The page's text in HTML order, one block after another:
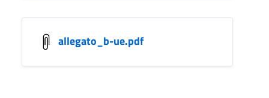
allegato_b-ue.pdf